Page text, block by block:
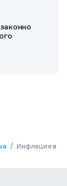
/ Инфляция в